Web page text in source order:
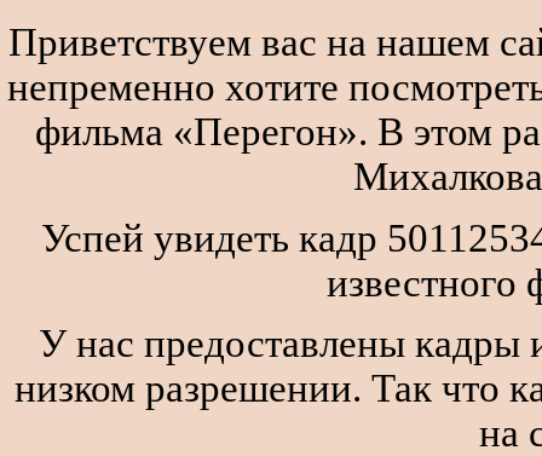
Приветствуем вас на нашем
непременно хотите
фильма «Перегон». В этом
Успей увидеть кадр
известного
У нас предоставлены кадры
низком разрешении. Так что
на